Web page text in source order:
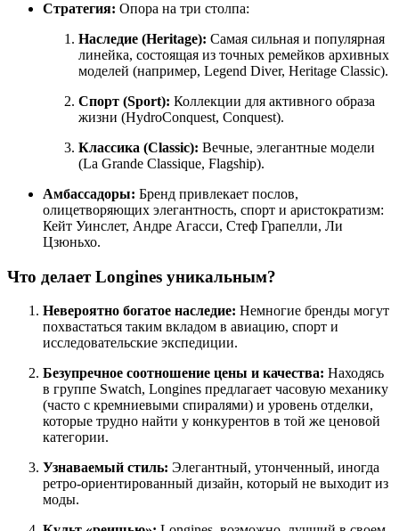
Стратегия: Опора на три столпа:
Наследие (Heritage): Самая сильная и популярная
линейка, состоящая из точных ремейков архивных
моделей (например, Legend Diver, Heritage Classic).
Спорт (Sport): Коллекции для активного образа
жизни (HydroConquest, Conquest).
Классика (Classic): Вечные, элегантные модели
(La Grande Classique, Flagship).
Амбассадоры: Бренд привлекает послов,
олицетворяющих элегантность, спорт и аристократизм:
Кейт Уинслет, Андре Агасси, Стеф Грапелли, Ли
Цзюньхо.
Что делает Longines уникальным?
Невероятно богатое наследие: Немногие бренды могут
похвастаться таким вкладом в авиацию, спорт и
исследовательские экспедиции.
Безупречное соотношение цены и качества: Находясь
в группе Swatch, Longines предлагает часовую механику
(часто с кремниевыми спиралями) и уровень отделки,
которые трудно найти у конкурентов в той же ценовой
категории.
Узнаваемый стиль: Элегантный, утонченный, иногда
ретро-ориентированный дизайн, который не выходит из
моды.